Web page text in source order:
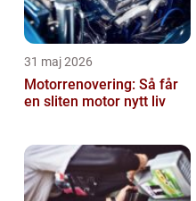
31 maj 2026
Motorrenovering: Så får
en sliten motor nytt liv